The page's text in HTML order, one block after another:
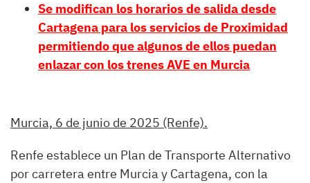
Se modifican los horarios de salida desde
Cartagena para los servicios de Proximidad
permitiendo que algunos de ellos puedan
enlazar con los trenes AVE en Murcia
Murcia, 6 de junio de 2025 (Renfe).
Renfe establece un Plan de Transporte Alternativo
por carretera entre Murcia y Cartagena, con la